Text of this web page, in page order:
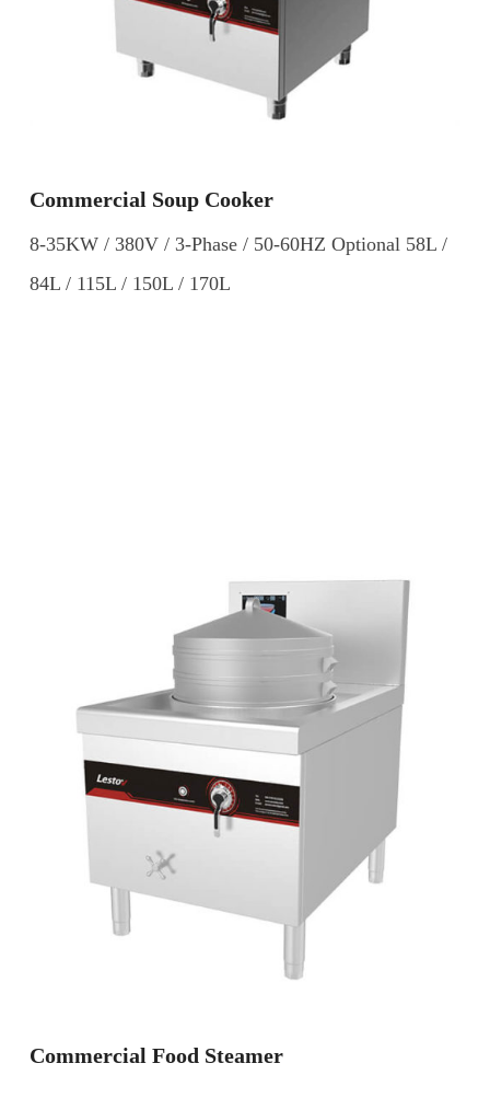
Commercial Soup Cooker
8-35KW / 380V / 3-Phase / 50-60HZ Optional 58L /
84L / 115L / 150L / 170L
Commercial Food Steamer